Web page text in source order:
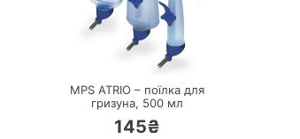
ПЕРЕЙТИ
MPS ATRIO – поїлка для
гризуна, 500 мл
145₴